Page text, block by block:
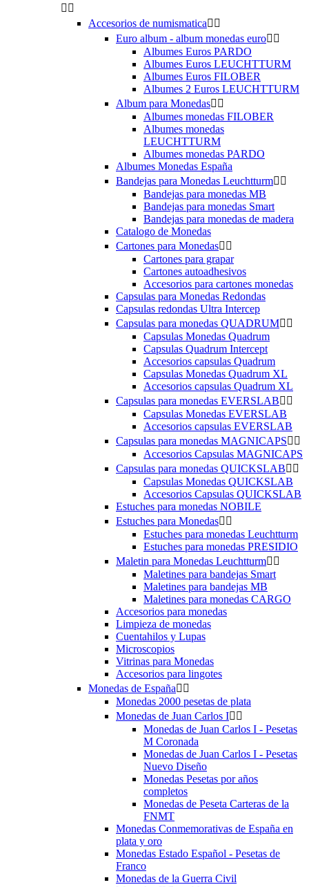
 
Accesorios de numismatica 
Euro album - album monedas euro 
Albumes Euros PARDO
Albumes Euros LEUCHTTURM
Albumes Euros FILOBER
Albumes 2 Euros LEUCHTTURM
Album para Monedas 
Albumes monedas FILOBER
Albumes monedas
LEUCHTTURM
Albumes monedas PARDO
Albumes Monedas España
Bandejas para Monedas Leuchtturm 
Bandejas para monedas MB
Bandejas para monedas Smart
Bandejas para monedas de madera
Catalogo de Monedas
Cartones para Monedas 
Cartones para grapar
Cartones autoadhesivos
Accesorios para cartones monedas
Capsulas para Monedas Redondas
Capsulas redondas Ultra Intercep
Capsulas para monedas QUADRUM 
Capsulas Monedas Quadrum
Capsulas Quadrum Intercept
Accesorios capsulas Quadrum
Capsulas Monedas Quadrum XL
Accesorios capsulas Quadrum XL
Capsulas para monedas EVERSLAB 
Capsulas Monedas EVERSLAB
Accesorios capsulas EVERSLAB
Capsulas para monedas MAGNICAPS 
Accesorios Capsulas MAGNICAPS
Capsulas para monedas QUICKSLAB 
Capsulas Monedas QUICKSLAB
Accesorios Capsulas QUICKSLAB
Estuches para monedas NOBILE
Estuches para Monedas 
Estuches para monedas Leuchtturm
Estuches para monedas PRESIDIO
Maletin para Monedas Leuchtturm 
Maletines para bandejas Smart
Maletines para bandejas MB
Maletines para monedas CARGO
Accesorios para monedas
Limpieza de monedas
Cuentahilos y Lupas
Microscopios
Vitrinas para Monedas
Accesorios para lingotes
Monedas de España 
Monedas 2000 pesetas de plata
Monedas de Juan Carlos I 
Monedas de Juan Carlos I - Pesetas
M Coronada
Monedas de Juan Carlos I - Pesetas
Nuevo Diseño
Monedas Pesetas por años
completos
Monedas de Peseta Carteras de la
FNMT
Monedas Conmemorativas de España en
plata y oro
Monedas Estado Español - Pesetas de
Franco
Monedas de la Guerra Civil